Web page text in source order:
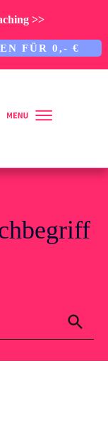
>>
FÜR 0,- €
Home
Über mich